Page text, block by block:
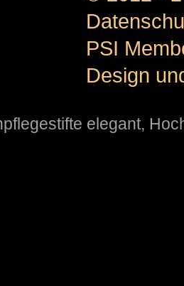
PSI
Design
elegant,